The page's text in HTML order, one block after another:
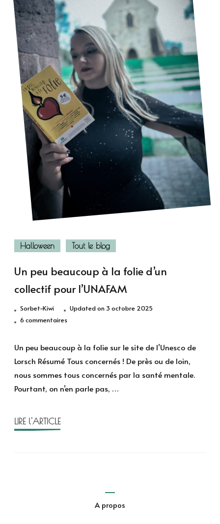
Halloween Tout le blog
Un peu beaucoup à la folie d’un
collectif pour l’UNAFAM
Sorbet-Kiwi Updated on 3 octobre 2025
6 commentairessur
beaucoup
à
la
folie
Un peu beaucoup à la folie sur le site de l’Unesco de
Lorsch Résumé Tous concernés ! De près ou de loin,
nous sommes tous concernés par la santé mentale.
Pourtant, on n’en parle pas, …
LIRE l'ARTICLE
A propos